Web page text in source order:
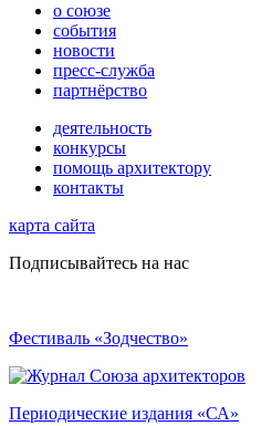
о союзе
события
новости
пресс-служба
партнёрство
деятельность
конкурсы
помощь архитектору
контакты
карта сайта
Подписывайтесь на нас
Фестиваль «Зодчество»
Периодические издания «СА»